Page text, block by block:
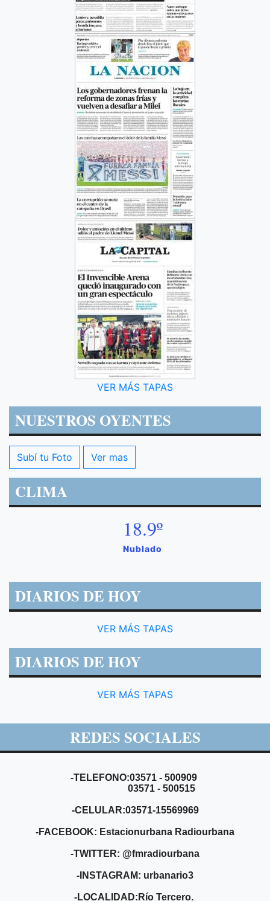
VER MÁS TAPAS
NUESTROS OYENTES
Subí tu Foto Ver mas
CLIMA
18.9º
Nublado
DIARIOS DE HOY
VER MÁS TAPAS
DIARIOS DE HOY
VER MÁS TAPAS
REDES SOCIALES
-TELEFONO:03571 - 500909
03571 - 500515
-CELULAR:03571-15569969
-FACEBOOK: Estacionurbana Radiourbana
-TWITTER: @fmradiourbana
-INSTAGRAM: urbanario3
-LOCALIDAD:Río Tercero.